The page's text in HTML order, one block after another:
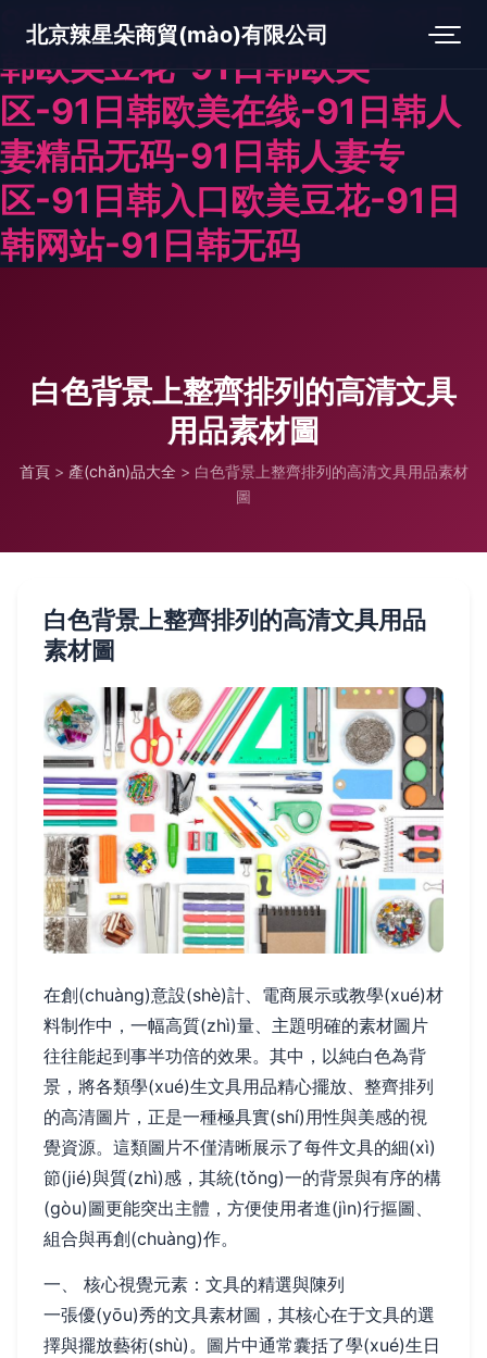
91日韩另类-91日韩欧美-91日
韩欧美豆花-91日韩欧美一
区-91日韩欧美在线-91日韩人
妻精品无码-91日韩人妻专
区-91日韩入口欧美豆花-91日
韩网站-91日韩无码
北京辣星朵商貿(mào)有限公司
白色背景上整齊排列的高清文具
用品素材圖
首頁 > 產(chǎn)品大全 > 白色背景上整齊排列的高清文具用品素材
圖
白色背景上整齊排列的高清文具用品
素材圖
在創(chuàng)意設(shè)計、電商展示或教學(xué)材
料制作中，一幅高質(zhì)量、主題明確的素材圖片
往往能起到事半功倍的效果。其中，以純白色為背
景，將各類學(xué)生文具用品精心擺放、整齊排列
的高清圖片，正是一種極具實(shí)用性與美感的視
覺資源。這類圖片不僅清晰展示了每件文具的細(xì)
節(jié)與質(zhì)感，其統(tǒng)一的背景與有序的構
(gòu)圖更能突出主體，方便使用者進(jìn)行摳圖、
組合與再創(chuàng)作。
一、 核心視覺元素：文具的精選與陳列
一張優(yōu)秀的文具素材圖，其核心在于文具的選
擇與擺放藝術(shù)。圖片中通常囊括了學(xué)生日